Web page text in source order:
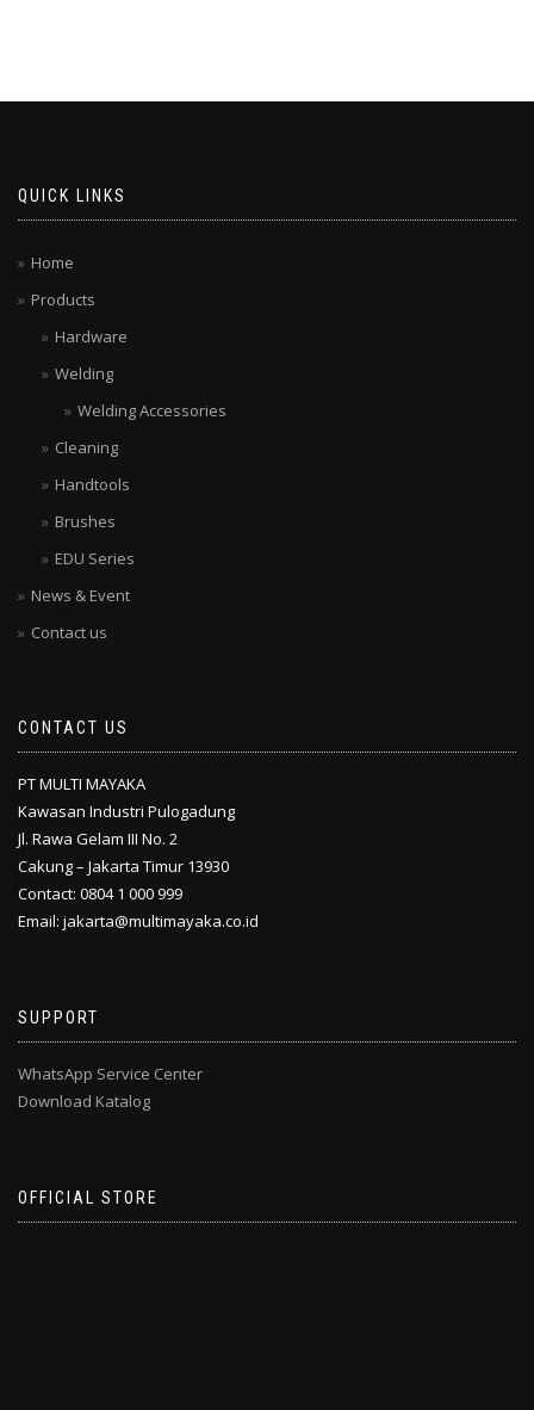
QUICK LINKS
Home
Products
Hardware
Welding
Welding Accessories
Cleaning
Handtools
Brushes
EDU Series
News & Event
Contact us
CONTACT US
PT MULTI MAYAKA
Kawasan Industri Pulogadung
Jl. Rawa Gelam III No. 2
Cakung – Jakarta Timur 13930
Contact: 0804 1 000 999
Email: jakarta@multimayaka.co.id
SUPPORT
WhatsApp Service Center
Download Katalog
OFFICIAL STORE